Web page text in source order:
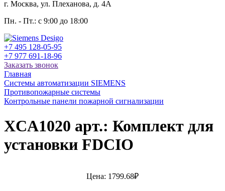
г. Москва, ул. Плеханова, д. 4А
Пн. - Пт.: c 9:00 до 18:00
+7 495 128-05-95
+7 977 691-18-96
Заказать звонок
Главная
Системы автоматизации SIEMENS
Противопожарные системы
Контрольные панели пожарной сигнализации
XCA1020 арт.: Комплект для
установки FDCIO
Цена: 1799.68₽